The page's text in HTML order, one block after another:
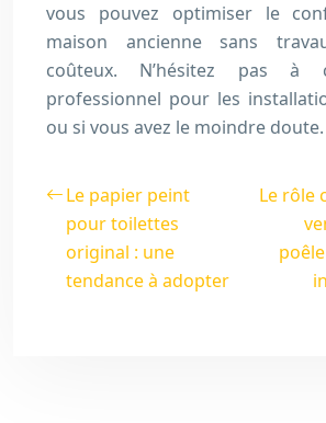
vous pouvez optimiser le
maison ancienne sans
coûteux. N’hésitez pas à
professionnel pour les
ou si vous avez le moindre doute.
Le papier peint
pour toilettes
original : une
tendance à adopter
Le rôle